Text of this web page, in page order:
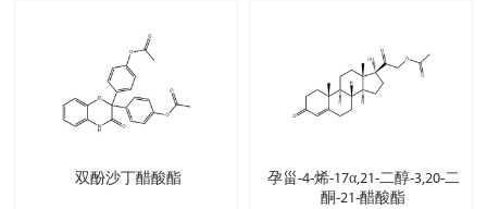
双酚沙丁醋酸酯
孕甾-4-烯-17α,21-二醇-3,20-二
酮-21-醋酸酯